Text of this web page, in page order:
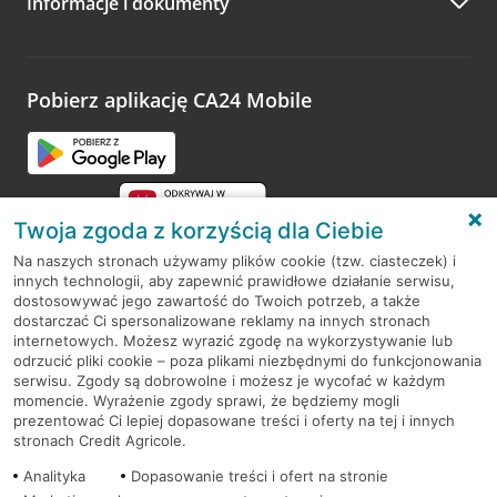
Zachęcamy do podzielenia się z nami opinią o wizycie.
opinie.
Pobierz aplikację CA24 Mobile
RODO
Regulamin serwisu
Mapa serwisu
PolitykaCookies
Twoja zgoda z korzyścią dla Ciebie
Na naszych stronach używamy plików cookie (tzw. ciasteczek) i
innych technologii, aby zapewnić prawidłowe działanie serwisu,
dostosowywać jego zawartość do Twoich potrzeb, a także
dostarczać Ci spersonalizowane reklamy na innych stronach
internetowych. Możesz wyrazić zgodę na wykorzystywanie lub
odrzucić pliki cookie – poza plikami niezbędnymi do funkcjonowania
serwisu. Zgody są dobrowolne i możesz je wycofać w każdym
momencie. Wyrażenie zgody sprawi, że będziemy mogli
prezentować Ci lepiej dopasowane treści i oferty na tej i innych
stronach Credit Agricole.
Analityka
Dopasowanie treści i ofert na stronie